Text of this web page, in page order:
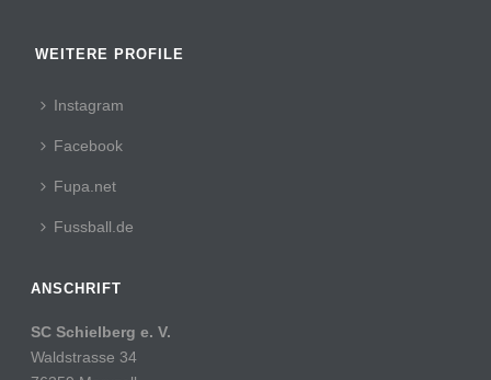
WEITERE PROFILE
Instagram
Facebook
Fupa.net
Fussball.de
ANSCHRIFT
SC Schielberg e. V.
Waldstrasse 34